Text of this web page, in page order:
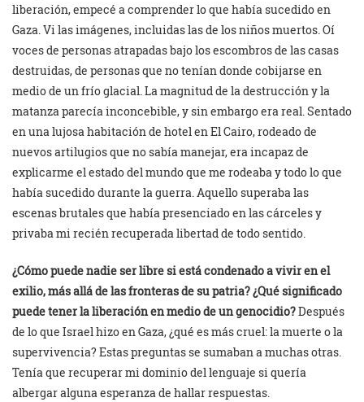
liberación, empecé a comprender lo que había sucedido en
Gaza. Vi las imágenes, incluidas las de los niños muertos. Oí
voces de personas atrapadas bajo los escombros de las casas
destruidas, de personas que no tenían donde cobijarse en
medio de un frío glacial. La magnitud de la destrucción y la
matanza parecía inconcebible, y sin embargo era real. Sentado
en una lujosa habitación de hotel en El Cairo, rodeado de
nuevos artilugios que no sabía manejar, era incapaz de
explicarme el estado del mundo que me rodeaba y todo lo que
había sucedido durante la guerra. Aquello superaba las
escenas brutales que había presenciado en las cárceles y
privaba mi recién recuperada libertad de todo sentido.
¿Cómo puede nadie ser libre si está condenado a vivir en el
exilio, más allá de las fronteras de su patria? ¿Qué significado
puede tener la liberación en medio de un genocidio?Después
de lo que Israel hizo en Gaza, ¿qué es más cruel: la muerte o la
supervivencia? Estas preguntas se sumaban a muchas otras.
Tenía que recuperar mi dominio del lenguaje si quería
albergar alguna esperanza de hallar respuestas.